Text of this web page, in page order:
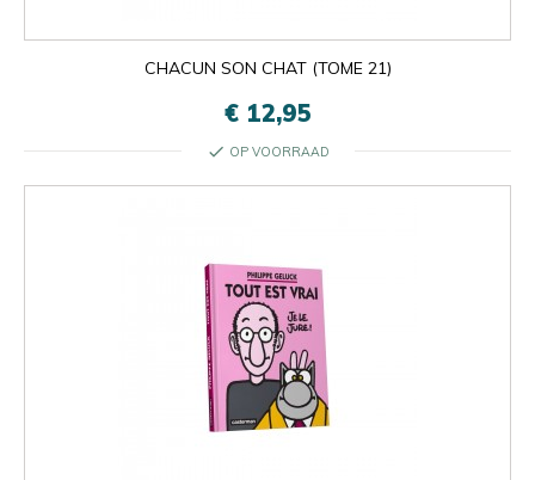
CHACUN SON CHAT (TOME 21)
€ 12,95
check OP VOORRAAD